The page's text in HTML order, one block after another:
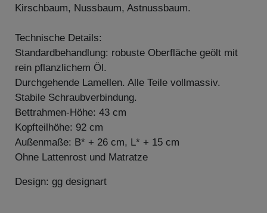
Kirschbaum, Nussbaum, Astnussbaum.
Technische Details:
Standardbehandlung: robuste Oberfläche geölt mit
rein pflanzlichem Öl.
Durchgehende Lamellen. Alle Teile vollmassiv.
Stabile Schraubverbindung.
Bettrahmen-Höhe: 43 cm
Kopfteilhöhe: 92 cm
Außenmaße: B* + 26 cm, L* + 15 cm
Ohne Lattenrost und Matratze
Design: gg designart